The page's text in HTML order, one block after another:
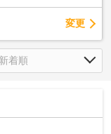
変更